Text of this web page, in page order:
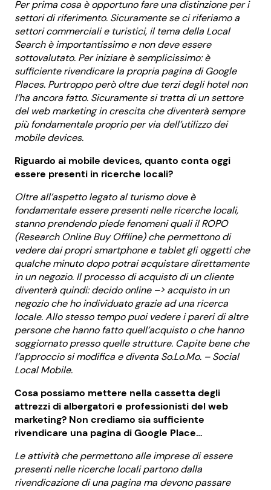
Per prima cosa è opportuno fare una distinzione per i
settori di riferimento. Sicuramente se ci riferiamo a
settori commerciali e turistici, il tema della Local
Search è importantissimo e non deve essere
sottovalutato. Per iniziare è semplicissimo: è
sufficiente rivendicare la propria pagina di Google
Places. Purtroppo però oltre due terzi degli hotel non
l’ha ancora fatto. Sicuramente si tratta di un settore
del web marketing in crescita che diventerà sempre
più fondamentale proprio per via dell’utilizzo dei
mobile devices.
Riguardo ai mobile devices, quanto conta oggi
essere presenti in ricerche locali?
Oltre all’aspetto legato al turismo dove è
fondamentale essere presenti nelle ricerche locali,
stanno prendendo piede fenomeni quali il ROPO
(Research Online Buy Offline) che permettono di
vedere dai propri smartphone e tablet gli oggetti che
qualche minuto dopo potrai acquistare direttamente
in un negozio. Il processo di acquisto di un cliente
diventerà quindi: decido online –> acquisto in un
negozio che ho individuato grazie ad una ricerca
locale. Allo stesso tempo puoi vedere i pareri di altre
persone che hanno fatto quell’acquisto o che hanno
soggiornato presso quelle strutture. Capite bene che
l’approccio si modifica e diventa So.Lo.Mo. – Social
Local Mobile.
Cosa possiamo mettere nella cassetta degli
attrezzi di albergatori e professionisti del web
marketing? Non crediamo sia sufficiente
rivendicare una pagina di Google Place…
Le attività che permettono alle imprese di essere
presenti nelle ricerche locali partono dalla
rivendicazione di una pagina ma devono passare